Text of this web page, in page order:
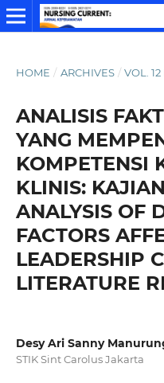
HOME / ARCHIVES / VOL.
ANALISIS
YANG
KOMPETENSI
KLINIS:
ANALYSIS OF
FACTORS
LEADERSHIP
LITERATURE
Desy Ari Sanny
STIK Sint Carolus Jakarta